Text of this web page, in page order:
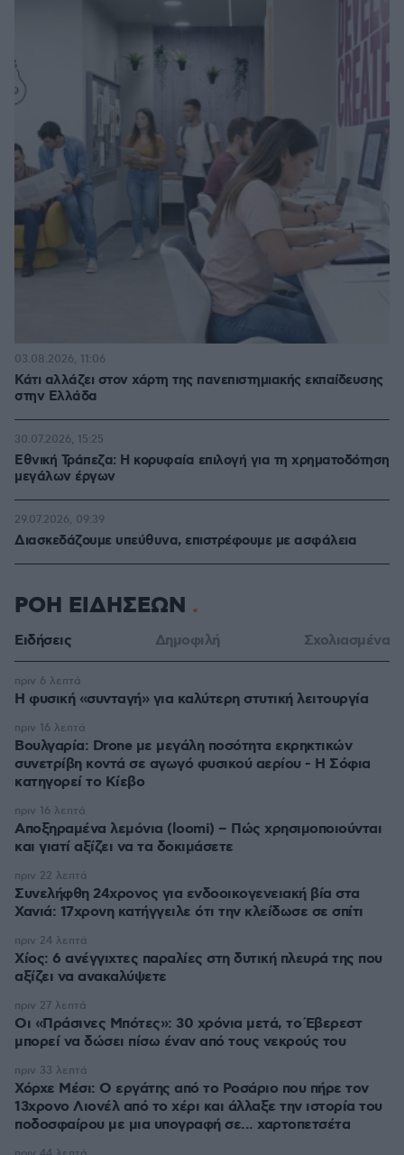
Κάτι αλλάζει στον χάρτη της πανεπιστημιακής εκπαίδευσης
στην Ελλάδα
03.08.2026, 11:06
Εθνική Τράπεζα: Η κορυφαία επιλογή για τη χρηματοδότηση
μεγάλων έργων
30.07.2026, 15:25
Διασκεδάζουμε υπεύθυνα, επιστρέφουμε με ασφάλεια
29.07.2026, 09:39
ΡΟΗ ΕΙΔΗΣΕΩΝ
Ειδήσεις Δημοφιλή Σχολιασμένα
Η φυσική «συνταγή» για καλύτερη στυτική λειτουργία
πριν 6 λεπτά
Βουλγαρία: Drone με μεγάλη ποσότητα εκρηκτικών
συνετρίβη κοντά σε αγωγό φυσικού αερίου - Η Σόφια
κατηγορεί το Κίεβο
πριν 16 λεπτά
Αποξηραμένα λεμόνια (loomi) – Πώς χρησιμοποιούνται
και γιατί αξίζει να τα δοκιμάσετε
πριν 16 λεπτά
Συνελήφθη 24χρονος για ενδοοικογενειακή βία στα
Χανιά: 17χρονη κατήγγειλε ότι την κλείδωσε σε σπίτι
πριν 22 λεπτά
Χίος: 6 ανέγγιχτες παραλίες στη δυτική πλευρά της που
αξίζει να ανακαλύψετε
πριν 24 λεπτά
Οι «Πράσινες Μπότες»: 30 χρόνια μετά, το Έβερεστ
μπορεί να δώσει πίσω έναν από τους νεκρούς του
πριν 27 λεπτά
Χόρχε Μέσι: Ο εργάτης από το Ροσάριο που πήρε τον
13χρονο Λιονέλ από το χέρι και άλλαξε την ιστορία του
ποδοσφαίρου με μια υπογραφή σε... χαρτοπετσέτα
πριν 33 λεπτά